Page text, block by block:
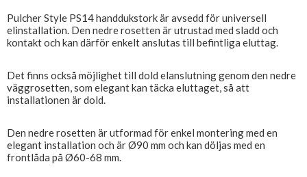
Pulcher Style PS14 handdukstork är avsedd för universell
elinstallation. Den nedre rosetten är utrustad med sladd och
kontakt och kan därför enkelt anslutas till befintliga eluttag.
Det finns också möjlighet till dold elanslutning genom den nedre
väggrosetten, som elegant kan täcka eluttaget, så att
installationen är dold.
Den nedre rosetten är utformad för enkel montering med en
elegant installation och är Ø90 mm och kan döljas med en
frontlåda på Ø60-68 mm.